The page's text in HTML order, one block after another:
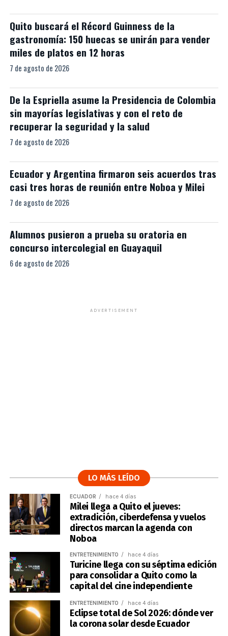
Quito buscará el Récord Guinness de la
gastronomía: 150 huecas se unirán para vender
miles de platos en 12 horas
7 de agosto de 2026
De la Espriella asume la Presidencia de Colombia
sin mayorías legislativas y con el reto de
recuperar la seguridad y la salud
7 de agosto de 2026
Ecuador y Argentina firmaron seis acuerdos tras
casi tres horas de reunión entre Noboa y Milei
7 de agosto de 2026
Alumnos pusieron a prueba su oratoria en
concurso intercolegial en Guayaquil
6 de agosto de 2026
ADVERTISEMENT
LO MÁS LEÍDO
ECUADOR hace 4 días
Milei llega a Quito el jueves:
extradición, ciberdefensa y vuelos
directos marcan la agenda con
Noboa
ENTRETENIMIENTO hace 4 días
Turicine llega con su séptima edición
para consolidar a Quito como la
capital del cine independiente
ENTRETENIMIENTO hace 4 días
Eclipse total de Sol 2026: dónde ver
la corona solar desde Ecuador